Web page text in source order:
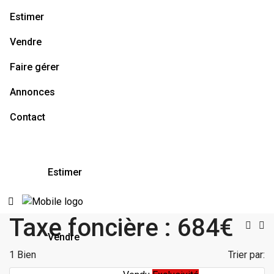
Estimer
Vendre
Faire gérer
Annonces
Contact
Estimer
Vendre
Taxe foncière : 684€
1 Bien Trier par: